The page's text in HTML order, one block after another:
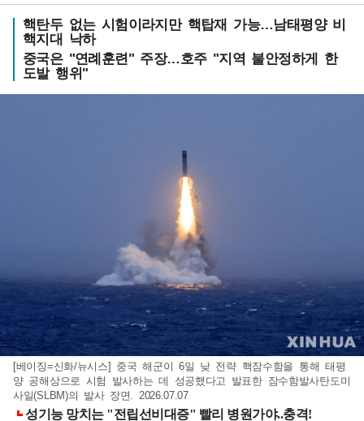
핵탄두 없는 시험이라지만 핵탑재 가능…남태평양 비
핵지대 낙하
중국은 "연례훈련" 주장…호주 "지역 불안정하게 한
도발 행위"
[베이징=신화/뉴시스] 중국 해군이 6일 낮 전략 핵잠수함을 통해 태평
양 공해상으로 시험 발사하는 데 성공했다고 발표한 잠수함발사탄도미
사일(SLBM)의 발사 장면. 2026.07.07